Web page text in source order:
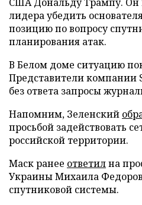
лидера убедить
позицию по вопросу
планирования атак.
В Белом доме ситуацию
Представители компании
без ответа запросы
Напомним, Зеленский
просьбой задействовать
российской территории.
Маск ранее ответилна
Украины Михаила
спутниковой системы.